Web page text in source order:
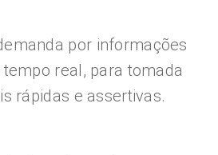
por informações
real, para tomada
rápidas e assertivas.